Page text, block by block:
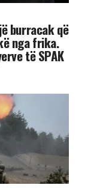
burracak që
nga frika.
të SPAK